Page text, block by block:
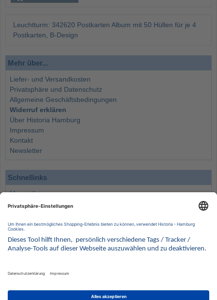
Leuchtturm: 342620 Postkarten Album mit 50 Hüllen für je 4
Postkarten, B-Design
Mehr über...
Liefer- und Versandkosten
Privatsphäre und Datenschutz
Allgemeine Geschäftsbedingungen
Widerruf erklären
Über Historia Hamburg
Impressum
Kontakt
Newsletter
Schnellinks
Monatsliste
Angebote
Wissenswertes
Kontakt